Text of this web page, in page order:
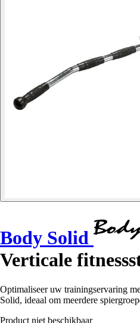
Body Solid
Verticale
Optimaliseer uw trainingservaring
Solid, ideaal om meerdere
Product niet beschikbaar